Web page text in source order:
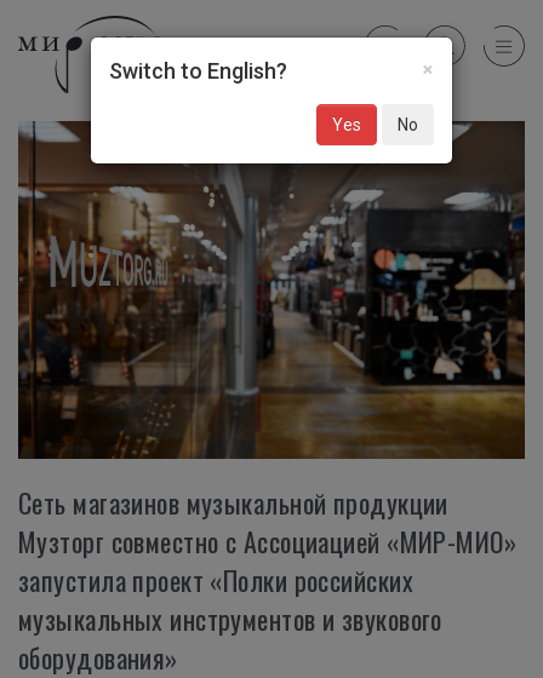
Сеть магазинов музыкальной продукции
Музторг совместно с Ассоциацией «МИР-МИО»
запустила проект «Полки российских
музыкальных инструментов и звукового
оборудования»
×
Switch to English?
Yes No